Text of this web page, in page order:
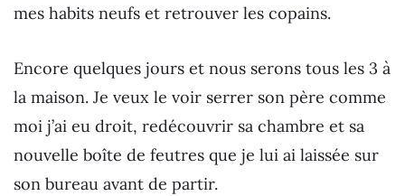
mes habits neufs et retrouver les copains.
Encore quelques jours et nous serons tous les 3 à
la maison. Je veux le voir serrer son père comme
moi j’ai eu droit, redécouvrir sa chambre et sa
nouvelle boîte de feutres que je lui ai laissée sur
son bureau avant de partir.